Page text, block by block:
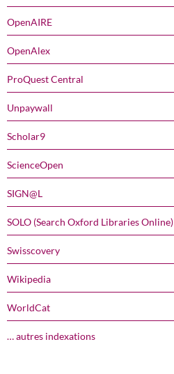
OpenAIRE
OpenAlex
ProQuest Central
Unpaywall
Scholar9
ScienceOpen
SIGN@L
SOLO (Search Oxford Libraries Online)
Swisscovery
Wikipedia
WorldCat
… autres indexations